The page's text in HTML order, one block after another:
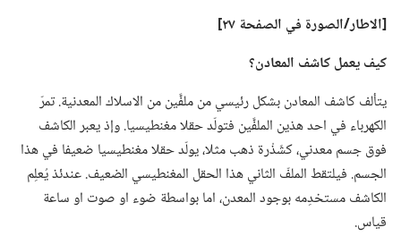
‏[الاطار/‏الصورة في الصفحة ٢٧]‏
كيف يعمل كاشف المعادن؟‏
يتألف كاشف المعادن بشكل رئيسي من ملفَّين من الاسلاك المعدنية.‏ تمرّ
الكهرباء في احد هذين الملفَّين فتولّد حقلا مغنطيسيا.‏ وإذ يعبر الكاشف
فوق جسم معدني،‏ كشَذْرة ذهب مثلا،‏ يولّد حقلا مغنطيسيا ضعيفا في هذا
الجسم.‏ فيلتقط الملفّ الثاني هذا الحقل المغنطيسي الضعيف.‏ عندئذ يُعلِم
الكاشف مستخدِمه بوجود المعدن،‏ اما بواسطة ضوء او صوت او ساعة
قياس.‏